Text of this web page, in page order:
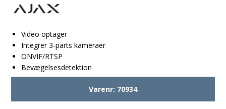
Video optager
Integrer 3-parts kameraer
ONVIF/RTSP
Bevægelsesdetektion
Varenr: 70934